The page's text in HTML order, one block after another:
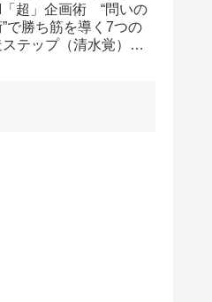
「超」企画術 “問いの
で勝ち筋を導く7つの
テップ（清水覚）の